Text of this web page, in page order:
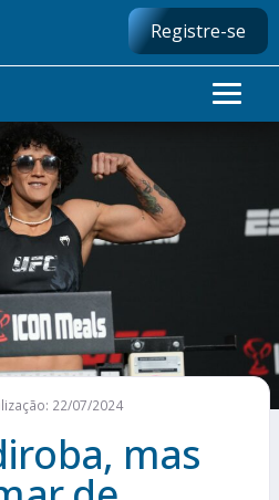
Registre-se
22/07/2024
mas